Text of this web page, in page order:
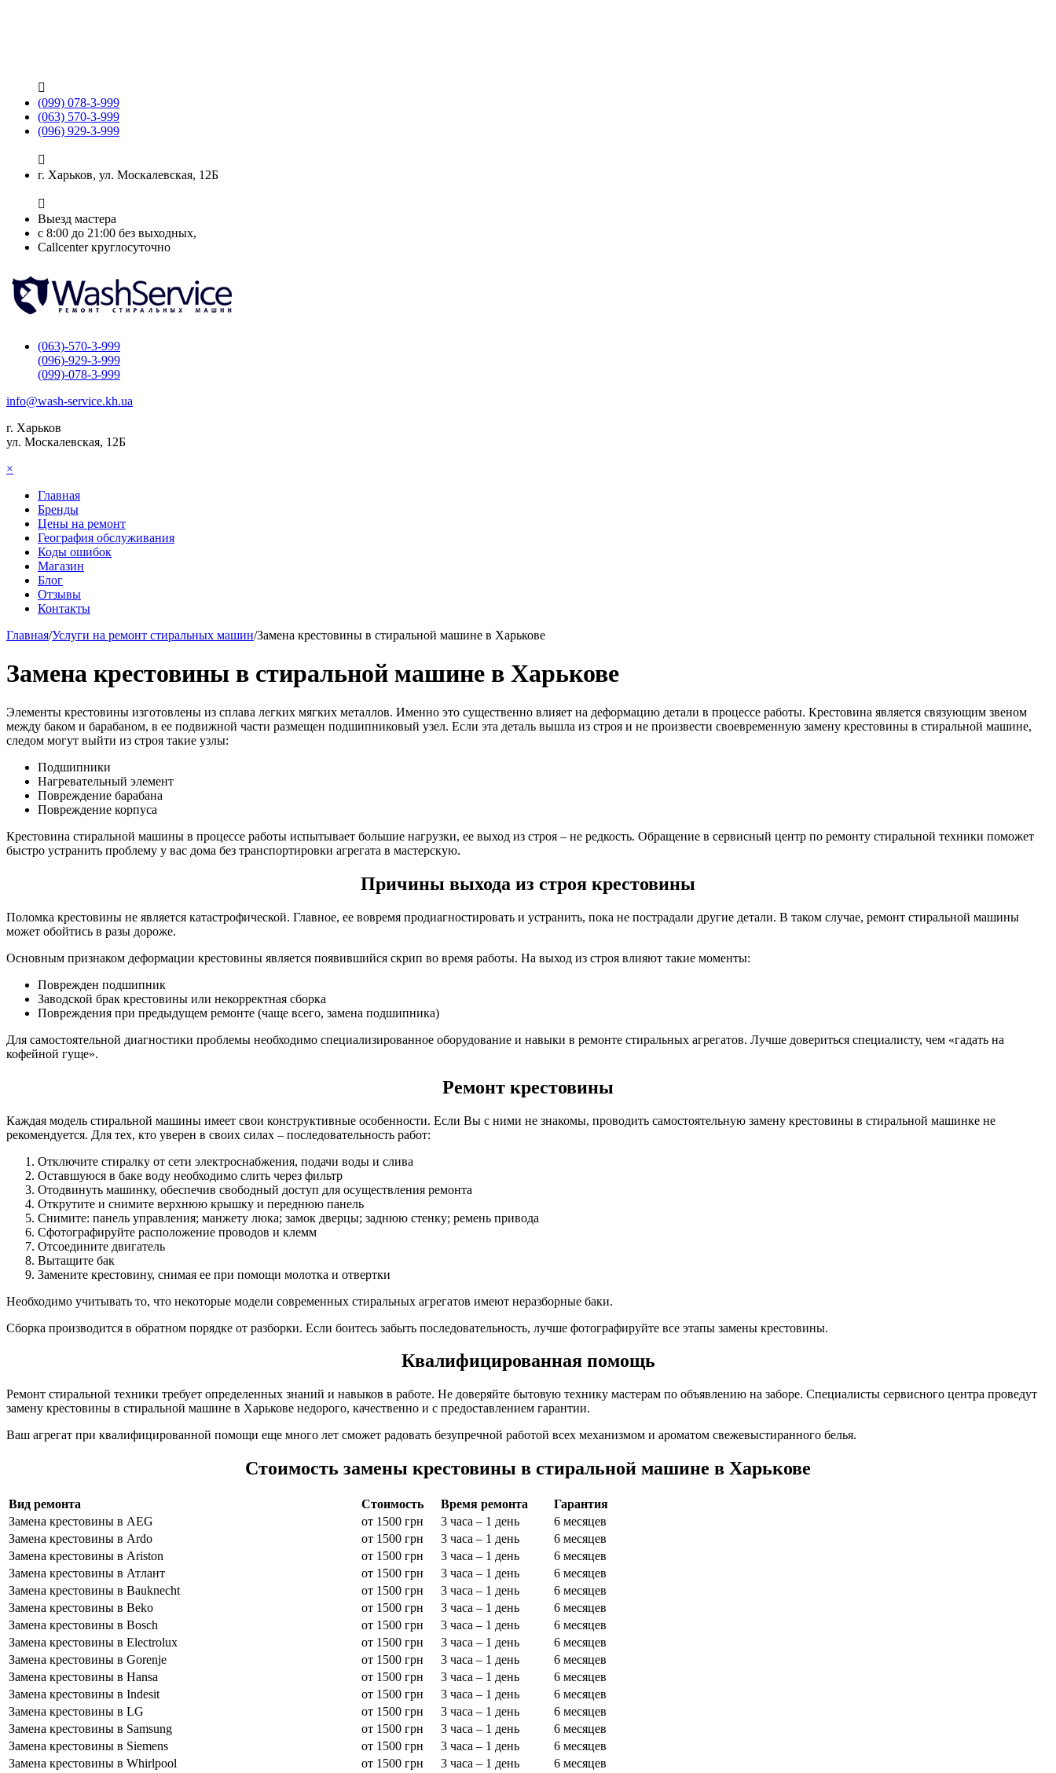

(099) 078-3-999
(063) 570-3-999
(096) 929-3-999

г. Харьков, ул. Москалевская, 12Б

Выезд мастера
с 8:00 до 21:00 без выходных,
Callcenter круглосуточно
(063)-570-3-999
(096)-929-3-999
(099)-078-3-999
info@wash-service.kh.ua
г. Харьков
ул. Москалевская, 12Б
×
Главная
Бренды
Цены на ремонт
География обслуживания
Коды ошибок
Магазин
Блог
Отзывы
Контакты
Главная/Услуги на ремонт стиральных машин/Замена крестовины в стиральной машине в Харькове
Замена крестовины в стиральной машине в Харькове
Элементы крестовины изготовлены из сплава легких мягких металлов. Именно это существенно влияет на деформацию детали в процессе работы. Крестовина является связующим звеном
между баком и барабаном, в ее подвижной части размещен подшипниковый узел. Если эта деталь вышла из строя и не произвести своевременную замену крестовины в стиральной машине,
следом могут выйти из строя такие узлы:
Подшипники
Нагревательный элемент
Повреждение барабана
Повреждение корпуса
Крестовина стиральной машины в процессе работы испытывает большие нагрузки, ее выход из строя – не редкость. Обращение в сервисный центр по ремонту стиральной техники поможет
быстро устранить проблему у вас дома без транспортировки агрегата в мастерскую.
Причины выхода из строя крестовины
Поломка крестовины не является катастрофической. Главное, ее вовремя продиагностировать и устранить, пока не пострадали другие детали. В таком случае, ремонт стиральной машины
может обойтись в разы дороже.
Основным признаком деформации крестовины является появившийся скрип во время работы. На выход из строя влияют такие моменты:
Поврежден подшипник
Заводской брак крестовины или некорректная сборка
Повреждения при предыдущем ремонте (чаще всего, замена подшипника)
Для самостоятельной диагностики проблемы необходимо специализированное оборудование и навыки в ремонте стиральных агрегатов. Лучше довериться специалисту, чем «гадать на
кофейной гуще».
Ремонт крестовины
Каждая модель стиральной машины имеет свои конструктивные особенности. Если Вы с ними не знакомы, проводить самостоятельную замену крестовины в стиральной машинке не
рекомендуется. Для тех, кто уверен в своих силах – последовательность работ:
Отключите стиралку от сети электроснабжения, подачи воды и слива
Оставшуюся в баке воду необходимо слить через фильтр
Отодвинуть машинку, обеспечив свободный доступ для осуществления ремонта
Открутите и снимите верхнюю крышку и переднюю панель
Снимите: панель управления; манжету люка; замок дверцы; заднюю стенку; ремень привода
Сфотографируйте расположение проводов и клемм
Отсоедините двигатель
Вытащите бак
Замените крестовину, снимая ее при помощи молотка и отвертки
Необходимо учитывать то, что некоторые модели современных стиральных агрегатов имеют неразборные баки.
Сборка производится в обратном порядке от разборки. Если боитесь забыть последовательность, лучше фотографируйте все этапы замены крестовины.
Квалифицированная помощь
Ремонт стиральной техники требует определенных знаний и навыков в работе. Не доверяйте бытовую технику мастерам по объявлению на заборе. Специалисты сервисного центра проведут
замену крестовины в стиральной машине в Харькове недорого, качественно и с предоставлением гарантии.
Ваш агрегат при квалифицированной помощи еще много лет сможет радовать безупречной работой всех механизмом и ароматом свежевыстиранного белья.
Стоимость замены крестовины в стиральной машине в Харькове
Вид ремонта Стоимость Время ремонта
Гарантия
Замена крестовины в AEG
от 1500 грн 3 часа – 1 день
6 месяцев
Замена крестовины в Ardo
от 1500 грн 3 часа – 1 день
6 месяцев
Замена крестовины в Ariston
от 1500 грн 3 часа – 1 день
6 месяцев
Замена крестовины в Атлант
от 1500 грн 3 часа – 1 день
6 месяцев
Замена крестовины в Bauknecht
от 1500 грн 3 часа – 1 день
6 месяцев
Замена крестовины в Beko
от 1500 грн 3 часа – 1 день
6 месяцев
Замена крестовины в Bosch
от 1500 грн 3 часа – 1 день
6 месяцев
Замена крестовины в Electrolux
от 1500 грн 3 часа – 1 день
6 месяцев
Замена крестовины в Gorenje
от 1500 грн 3 часа – 1 день
6 месяцев
Замена крестовины в Hansa
от 1500 грн 3 часа – 1 день
6 месяцев
Замена крестовины в Indesit
от 1500 грн 3 часа – 1 день
6 месяцев
Замена крестовины в LG
от 1500 грн 3 часа – 1 день
6 месяцев
Замена крестовины в Samsung
от 1500 грн 3 часа – 1 день
6 месяцев
Замена крестовины в Siemens
от 1500 грн 3 часа – 1 день
6 месяцев
Замена крестовины в Whirlpool
от 1500 грн 3 часа – 1 день
6 месяцев